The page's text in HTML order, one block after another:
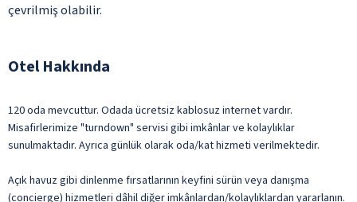
çevrilmiş olabilir.
Otel Hakkında
120 oda mevcuttur. Odada ücretsiz kablosuz internet vardır.
Misafirlerimize "turndown" servisi gibi imkânlar ve kolaylıklar
sunulmaktadır. Ayrıca günlük olarak oda/kat hizmeti verilmektedir.
Açık havuz gibi dinlenme fırsatlarının keyfini sürün veya danışma
(concierge) hizmetleri dâhil diğer imkânlardan/kolaylıklardan yararlanın.